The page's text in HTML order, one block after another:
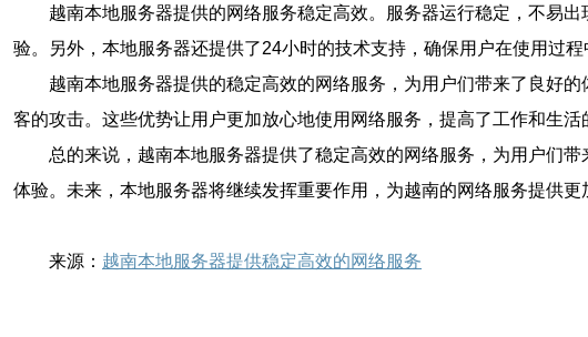
越南本地服务器提供的网络服务稳定高效。服务器运行稳定，不易
验。另外，本地服务器还提供了24小时的技术支持，确保用户在使用过程
越南本地服务器提供的稳定高效的网络服务，为用户们带来了良好
客的攻击。这些优势让用户更加放心地使用网络服务，提高了工作和生活
总的来说，越南本地服务器提供了稳定高效的网络服务，为用户们
体验。未来，本地服务器将继续发挥重要作用，为越南的网络服务提供更
来源： 越南本地服务器提供稳定高效的网络服务